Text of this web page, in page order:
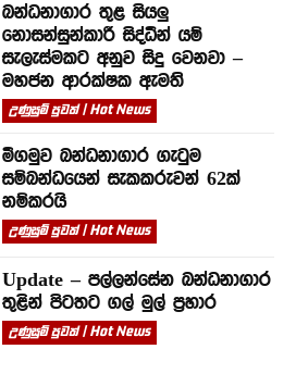
බන්ධනාගාර තුළ සියලු
නොසන්සුන්කාරී සිද්ධීන් යම්
සැලැස්මකට අනුව සිදු වෙනවා –
මහජන ආරක්ෂක ඇමති
උණුසුම් පුවත් | Hot News
මීගමුව බන්ධනාගාර ගැටුම
සම්බන්ධයෙන් සැකකරුවන් 62ක්
නම්කරයි
උණුසුම් පුවත් | Hot News
Update – පල්ලන්සේන බන්ධනාගාර
තුළින් පිටතට ගල් මුල් ප්‍රහාර
උණුසුම් පුවත් | Hot News